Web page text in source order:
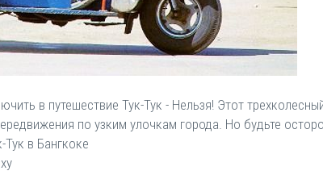
в путешествие Тук-Тук - Нельзя! Этот
по узким улочкам города. Но будьте
в Бангкоке